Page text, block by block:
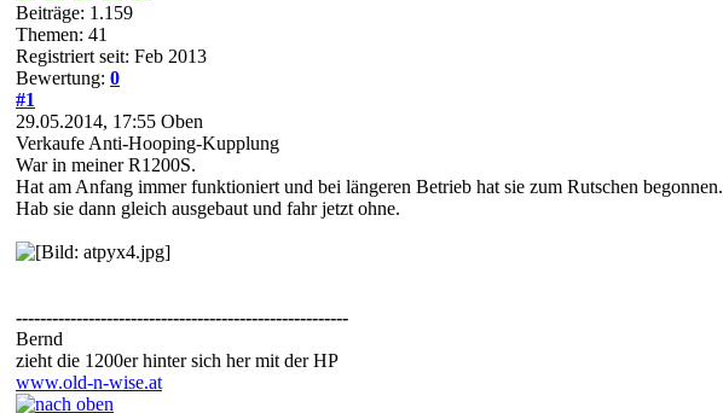
Beiträge: 1.159
Themen: 41
Registriert seit: Feb 2013
Bewertung: 0
#1
29.05.2014, 17:55 Oben
Verkaufe Anti-Hooping-Kupplung
War in meiner R1200S.
Hat am Anfang immer funktioniert und bei längeren Betrieb hat sie zum Rutschen begonnen.
Hab sie dann gleich ausgebaut und fahr jetzt ohne.
-------------------------------------------------------
Bernd
zieht die 1200er hinter sich her mit der HP
www.old-n-wise.at